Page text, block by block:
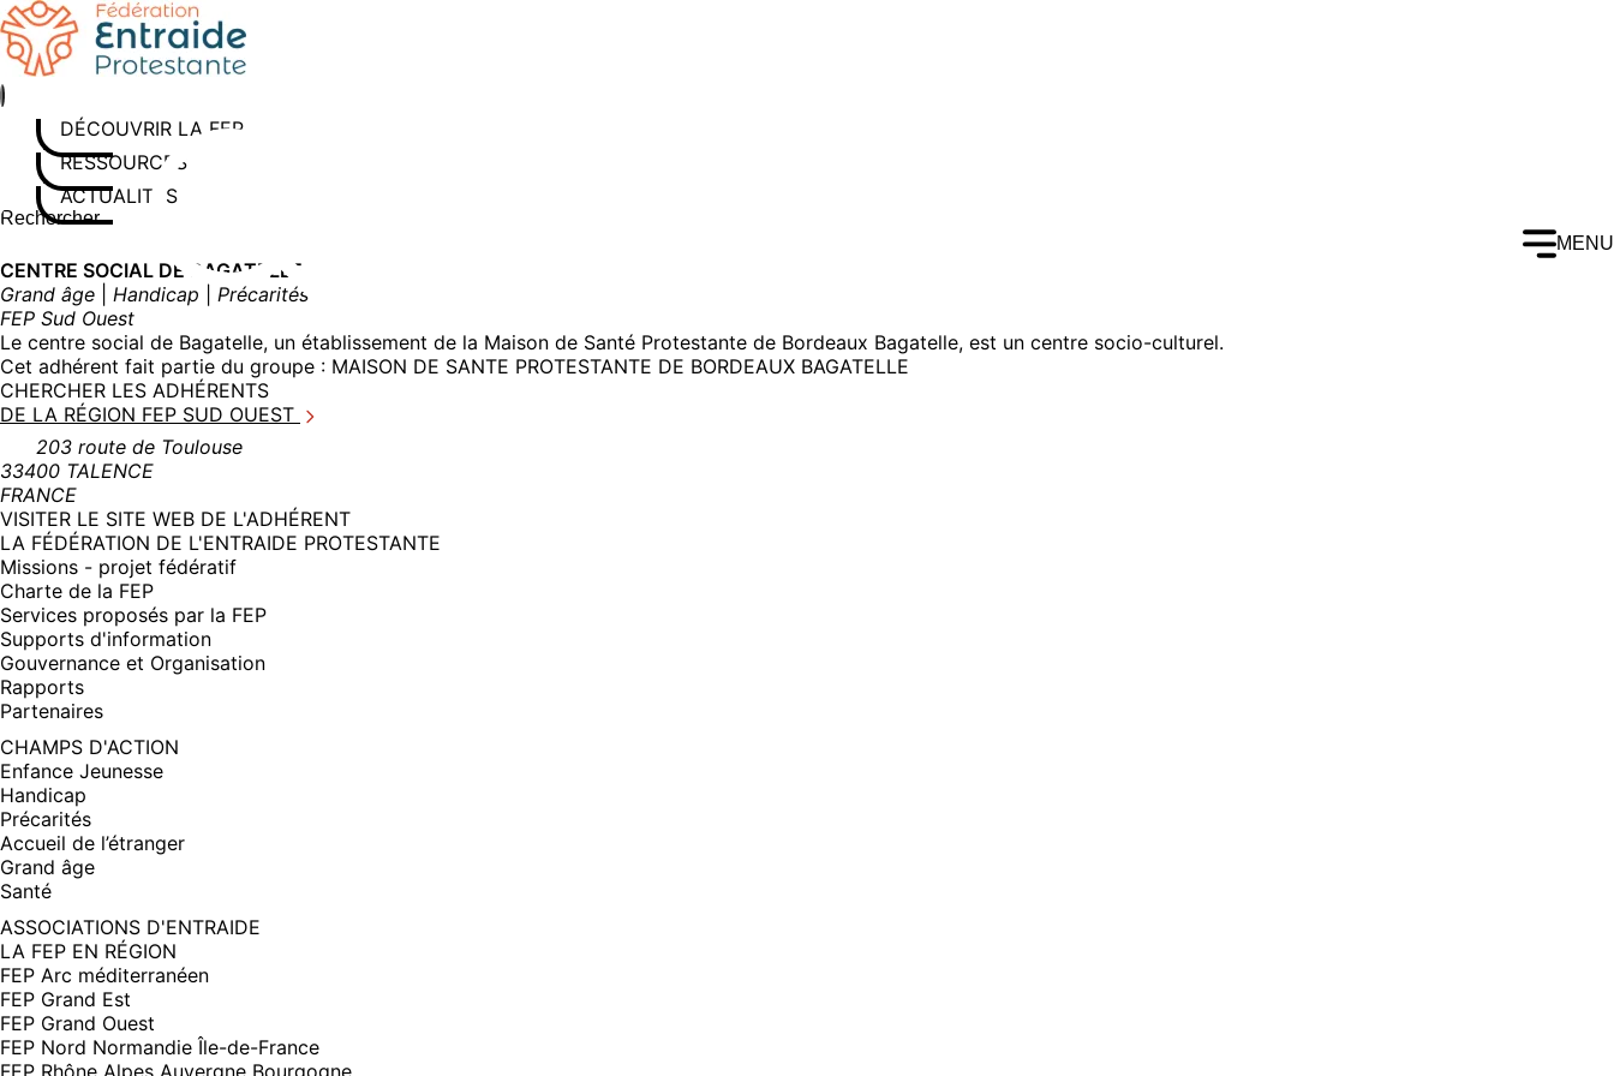
Aller
au
contenu
DÉCOUVRIR LA FEP
RESSOURCES
ACTUALITÉS
Rechercher sur le site
Saisissez au moins 3 caractères pour lancer la recherche
MENU
CENTRE SOCIAL DE BAGATELLE
Grand âge
Handicap
Précarités
FEP Sud Ouest
Le centre social de Bagatelle, un établissement de la Maison de Santé Protestante de Bordeaux Bagatelle, est un centre socio-culturel.
Cet adhérent fait partie du groupe : MAISON DE SANTE PROTESTANTE DE BORDEAUX BAGATELLE
CHERCHER LES ADHÉRENTS
DE LA RÉGION FEP SUD OUEST
203 route de Toulouse
33400 TALENCE
FRANCE
VISITER LE SITE WEB DE L'ADHÉRENT(NOUVELLE
FENÊTRE)
LA FÉDÉRATION DE L'ENTRAIDE PROTESTANTE
Missions - projet fédératif
Charte de la FEP
Services proposés par la FEP
Supports d'information
Gouvernance et Organisation
Rapports
Partenaires
CHAMPS D'ACTION
Enfance Jeunesse
Handicap
Précarités
Accueil de l’étranger
Grand âge
Santé
ASSOCIATIONS D'ENTRAIDE
LA FEP EN RÉGION
FEP Arc méditerranéen
FEP Grand Est
FEP Grand Ouest
FEP Nord Normandie Île-de-France
FEP Rhône Alpes Auvergne Bourgogne